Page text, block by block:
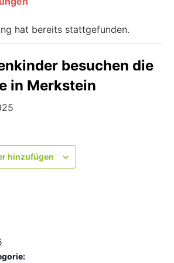
hat bereits stattgefunden.
besuchen die
in Merkstein
hinzufügen